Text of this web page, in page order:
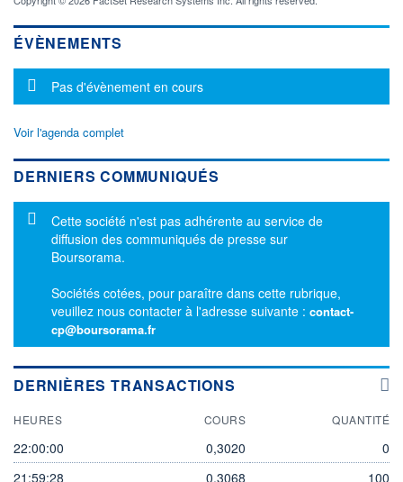
ÉVÈNEMENTS
Message d'information
Pas d'évènement en cours
Voir l'agenda complet
DERNIERS COMMUNIQUÉS
Message d'information
Cette société n'est pas adhérente au service de
diffusion des communiqués de presse sur
Boursorama.
Sociétés cotées, pour paraître dans cette rubrique,
veuillez nous contacter à l'adresse suivante : contact-
cp@boursorama.fr
DERNIÈRES TRANSACTIONS
HEURES COURS QUANTITÉ
22:00:00 0,3020
0
21:59:28
0,3068 100